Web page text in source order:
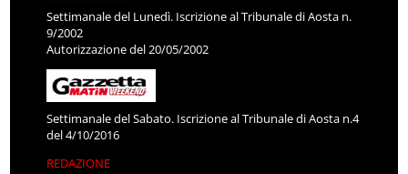
Settimanale del Lunedì. Iscrizione al Tribunale di Aosta n.
9/2002
Autorizzazione del 20/05/2002
Settimanale del Sabato. Iscrizione al Tribunale di Aosta n.4
del 4/10/2016
REDAZIONE